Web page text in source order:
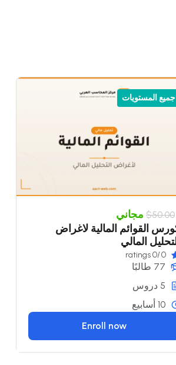
جميع المستويات
$50.00 مجاني
القوائم المالية لاغراض
المالي
0
/0 ratings
77 طالبًا
5 دروس
10 أسابيع
Enroll now